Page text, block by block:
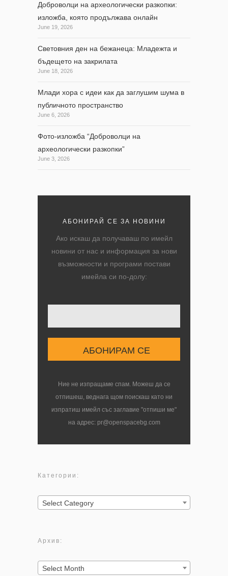
Доброволци на археологически разкопки:
изложба, която продължава онлайн
June 19, 2026
Световния ден на бежанеца: Младежта и
бъдещето на закрилата
June 18, 2026
Млади хора с идеи как да заглушим шума в
публичното пространство
June 6, 2026
Фото-изложба “Доброволци на
археологически разкопки”
June 3, 2026
АБОНИРАЙ СЕ ЗА НОВИНИ
Ако искаш да получаваш по имейл
новини от нас и информация за нови
възможности и програми постави
имейла си по-долу:
Ние не изпращаме спам. Можеш да се
отпишеш, веднага щом поискаш като ни
изпратиш имейл със заглавие "отпиши ме"
на адрес: pr@openspacebg.com
Категории:
Категории:
Select Category
Архив:
Архив:
Select Month